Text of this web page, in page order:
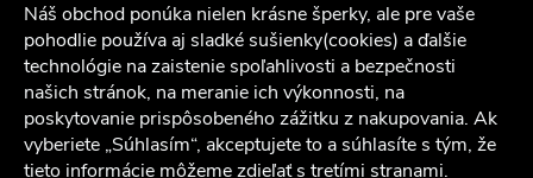
Náš obchod ponúka nielen krásne šperky, ale pre vaše
pohodlie používa aj sladké sušienky(cookies) a ďalšie
technológie na zaistenie spoľahlivosti a bezpečnosti
našich stránok, na meranie ich výkonnosti, na
poskytovanie prispôsobeného zážitku z nakupovania. Ak
vyberiete „Súhlasím“, akceptujete to a súhlasíte s tým, že
tieto informácie môžeme zdieľať s tretími stranami.
Sledovať na Instagrame